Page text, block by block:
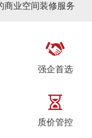
商业空间装修服务
强企首选
质价管控